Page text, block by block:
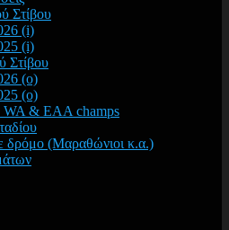
Στίβου
(i)
(i)
Στίβου
(o)
(o)
WA & EAA champs
δρόμο (Μαραθώνιοι κ.α.)